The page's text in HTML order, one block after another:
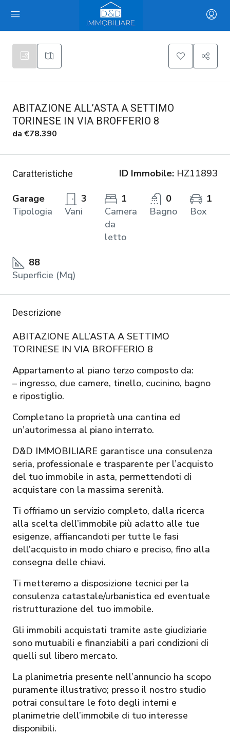
ABITAZIONE ALL’ASTA A SETTIMO
TORINESE IN VIA BROFFERIO 8
da €78.390
Caratteristiche ID Immobile: HZ11893
Garage
Tipologia
3
Vani
1
Camera
da
letto
0
Bagno
1
Box
88
Superficie (Mq)
Descrizione
ABITAZIONE ALL’ASTA A SETTIMO
TORINESE IN VIA BROFFERIO 8
Appartamento al piano terzo composto da:
– ingresso, due camere, tinello, cucinino, bagno
e ripostiglio.
Completano la proprietà una cantina ed
un’autorimessa al piano interrato.
D&D IMMOBILIARE garantisce una consulenza
seria, professionale e trasparente per l’acquisto
del tuo immobile in asta, permettendoti di
acquistare con la massima serenità.
Ti offriamo un servizio completo, dalla ricerca
alla scelta dell’immobile più adatto alle tue
esigenze, affiancandoti per tutte le fasi
dell’acquisto in modo chiaro e preciso, fino alla
consegna delle chiavi.
Ti metteremo a disposizione tecnici per la
consulenza catastale/urbanistica ed eventuale
ristrutturazione del tuo immobile.
Gli immobili acquistati tramite aste giudiziarie
sono mutuabili e finanziabili a pari condizioni di
quelli sul libero mercato.
La planimetria presente nell’annuncio ha scopo
puramente illustrativo; presso il nostro studio
potrai consultare le foto degli interni e
planimetrie dell’immobile di tuo interesse
disponibili.